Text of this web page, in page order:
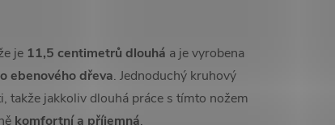
je 11,5 centimetrů dlouhá a je vyrobena
ebenového dřeva. Jednoduchý kruhový
takže jakkoliv dlouhá práce s tímto nožem
komfortní a příjemná.